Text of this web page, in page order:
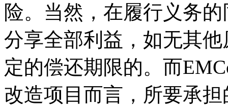
险。当然，在履行义务
分享全部利益，如无其
定的偿还期限的。而
改造项目而言，所要承